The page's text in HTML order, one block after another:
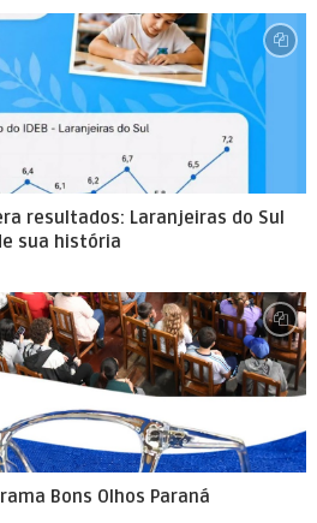
resultados: Laranjeiras do Sul
sua história
Bons Olhos Paraná